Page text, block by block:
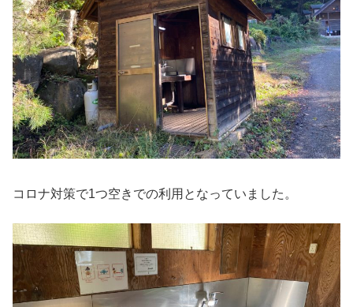
コロナ対策で1つ空きでの利用となっていました。